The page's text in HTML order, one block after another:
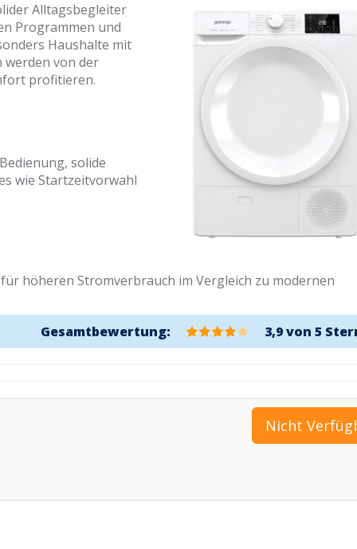
Alltagsbegleiter
Programmen und
Haushalte mit
werden von der
profitieren.
solide
wie Startzeitvorwahl
höheren Stromverbrauch im Vergleich zu modernen
Gesamtbewertung: 3,9 von 5
Nicht